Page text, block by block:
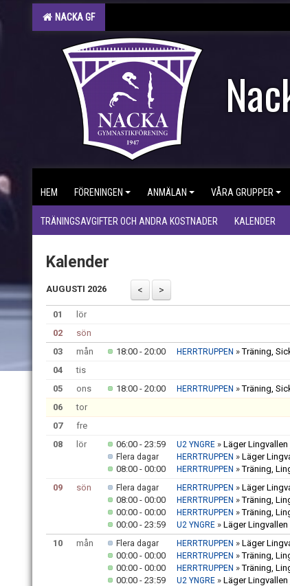
NACKA GF
HEM FÖRENINGEN ANMÄLAN VÅRA GRUPPER
TRÄNINGSAVGIFTER OCH ANDRA KOSTNADER KALENDER
Kalender
AUGUSTI 2026
01
lör
02
sön
03
mån 18:00 - 20:00 HERRTRUPPEN »Träning,
04
tis
05
ons 18:00 - 20:00 HERRTRUPPEN »Träning,
06
tor
07
fre
08
lör 06:00 - 23:59 U2 YNGRE » Läger
Flera dagar HERRTRUPPEN » Läger
08:00 - 00:00
HERRTRUPPEN »Träning,
09
sön Flera dagar HERRTRUPPEN » Läger
08:00 - 00:00
HERRTRUPPEN »Träning,
00:00 - 00:00
HERRTRUPPEN »Träning,
00:00 - 23:59
U2 YNGRE » Läger
10
mån Flera dagar HERRTRUPPEN » Läger
00:00 - 00:00
HERRTRUPPEN »Träning,
00:00 - 00:00
HERRTRUPPEN »Träning,
00:00 - 23:59
U2 YNGRE » Läger